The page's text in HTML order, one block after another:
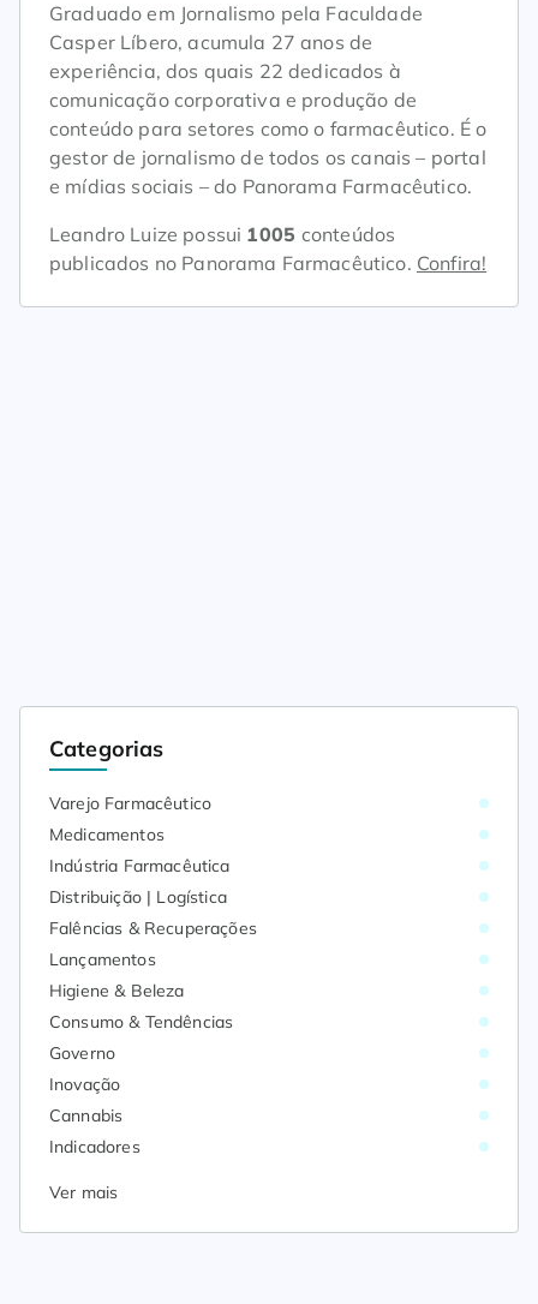
Graduado em Jornalismo pela Faculdade
Casper Líbero, acumula 27 anos de
experiência, dos quais 22 dedicados à
comunicação corporativa e produção de
conteúdo para setores como o farmacêutico. É o
gestor de jornalismo de todos os canais – portal
e mídias sociais – do Panorama Farmacêutico.
Leandro Luize possui 1005 conteúdos
publicados no Panorama Farmacêutico. Confira!
Categorias
Varejo Farmacêutico
Medicamentos
Indústria Farmacêutica
Distribuição | Logística
Falências & Recuperações
Lançamentos
Higiene & Beleza
Consumo & Tendências
Governo
Inovação
Cannabis
Indicadores
Ver mais